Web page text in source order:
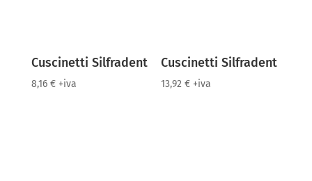
Cuscinetti Silfradent
8,16 € +iva
Cuscinetti Silfradent
13,92€ +iva